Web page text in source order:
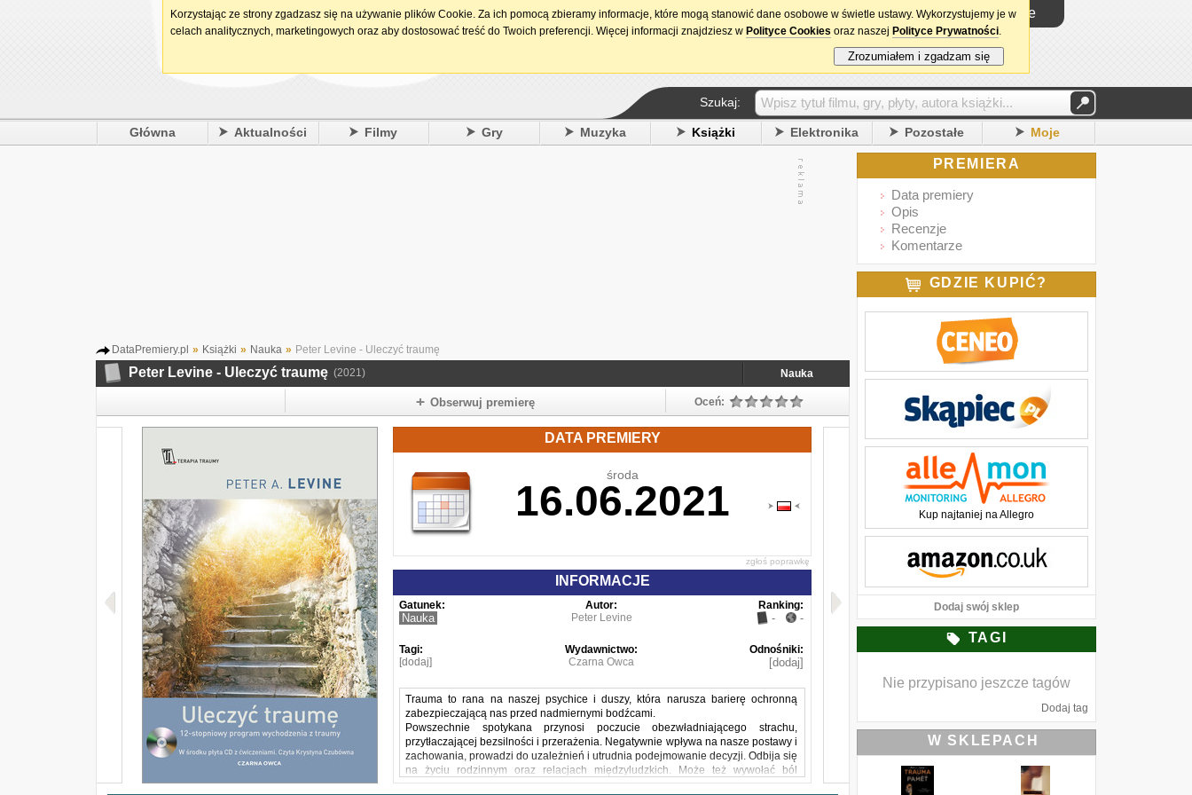
15. urodziny DataPremiery.pl Logowanie
Szukaj:
Główna Aktualności Filmy Gry Muzyka Książki Elektronika Pozostałe Moje
DataPremiery.pl » Książki » Nauka » Peter Levine - Uleczyć traumę
Peter Levine - Uleczyć traumę (2021) Nauka
Obserwuj premierę Oceń:
DATA PREMIERY
środa
16.06.2021
zgłoś poprawkę
INFORMACJE
Gatunek:
Nauka
Autor:
Peter Levine
Ranking:
- -
Tagi:
[dodaj]
Wydawnictwo:
Czarna Owca
Odnośniki:
[dodaj]
Trauma to rana na naszej psychice i duszy, która narusza barierę ochronną
zabezpieczającą nas przed nadmiernymi bodźcami.
Powszechnie spotykana przynosi poczucie obezwładniającego strachu,
przytłaczającej bezsilności i przerażenia. Negatywnie wpływa na nasze postawy i
zachowania, prowadzi do uzależnień i utrudnia podejmowanie decyzji. Odbija się
na życiu rodzinnym oraz relacjach międzyludzkich. Może też wywołać ból
fizyczny i poważne choroby.
PREMIERA
Data premiery
Opis
Recenzje
Komentarze
GDZIE KUPIĆ?
Kup najtaniej na Allegro
Dodaj swój sklep
TAGI
Nie przypisano jeszcze tagów
Dodaj tag
W SKLEPACH
Korzystając ze strony zgadzasz się na używanie plików Cookie. Za ich pomocą zbieramy informacje, które mogą stanowić dane osobowe w świetle ustawy. Wykorzystujemy je w
celach analitycznych, marketingowych oraz aby dostosować treść do Twoich preferencji. Więcej informacji znajdziesz w Polityce Cookies oraz naszej Polityce Prywatności.
Zrozumiałem i zgadzam się